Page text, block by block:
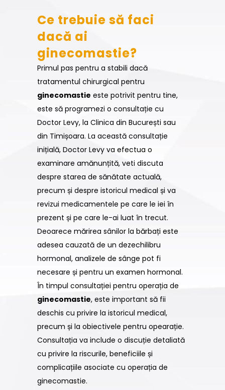
Ce trebuie să faci
dacă ai
ginecomastie?
Primul pas pentru a stabili dacă
tratamentul chirurgical pentru
ginecomastie este potrivit pentru tine,
este să programezi o consultație cu
Doctor Levy, la Clinica din București sau
din Timișoara. La această consultație
inițială, Doctor Levy va efectua o
examinare amănunțită, veti discuta
despre starea de sănătate actuală,
precum și despre istoricul medical și va
revizui medicamentele pe care le iei în
prezent și pe care le-ai luat în trecut.
Deoarece mărirea sânilor la bărbați este
adesea cauzată de un dezechilibru
hormonal, analizele de sânge pot fi
necesare și pentru un examen hormonal.
În timpul consultației pentru operația de
ginecomastie, este important să fii
deschis cu privire la istoricul medical,
precum și la obiectivele pentru opearație.
Consultația va include o discuție detaliată
cu privire la riscurile, beneficiile și
complicațiile asociate cu operația de
ginecomastie.